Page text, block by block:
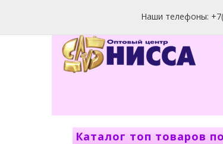
Наши телефоны:
Каталог топ товаров